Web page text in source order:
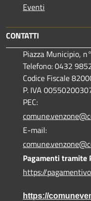
Eventi
CONTATTI
Piazza Municipio,
Telefono: 0432
Codice Fiscale
P. IVA
PEC:
E-mail:
Pagamenti tramite
https://
https://